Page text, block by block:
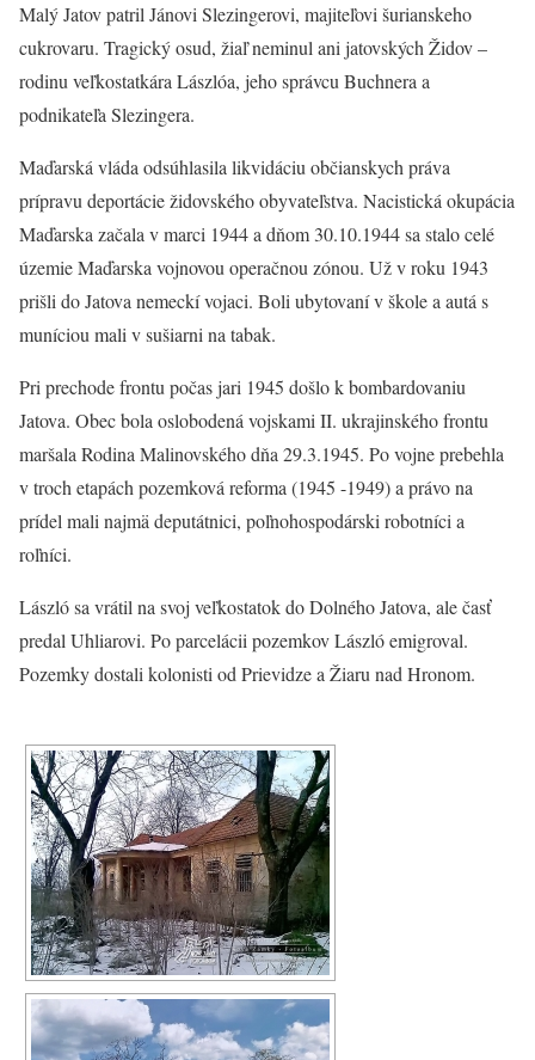
Malý Jatov patril Jánovi Slezingerovi, majiteľovi šurianskeho
cukrovaru. Tragický osud, žiaľ neminul ani jatovských Židov –
rodinu veľkostatkára Lászlóa, jeho správcu Buchnera a
podnikateľa Slezingera.
Maďarská vláda odsúhlasila likvidáciu občianskych práva
prípravu deportácie židovského obyvateľstva. Nacistická okupácia
Maďarska začala v marci 1944 a dňom 30.10.1944 sa stalo celé
územie Maďarska vojnovou operačnou zónou. Už v roku 1943
prišli do Jatova nemeckí vojaci. Boli ubytovaní v škole a autá s
muníciou mali v sušiarni na tabak.
Pri prechode frontu počas jari 1945 došlo k bombardovaniu
Jatova. Obec bola oslobodená vojskami II. ukrajinského frontu
maršala Rodina Malinovského dňa 29.3.1945. Po vojne prebehla
v troch etapách pozemková reforma (1945 -1949) a právo na
prídel mali najmä deputátnici, poľnohospodárski robotníci a
roľníci.
László sa vrátil na svoj veľkostatok do Dolného Jatova, ale časť
predal Uhliarovi. Po parcelácii pozemkov László emigroval.
Pozemky dostali kolonisti od Prievidze a Žiaru nad Hronom.